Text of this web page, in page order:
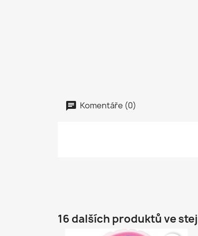
Komentáře (0)
16 dalších produktů ve